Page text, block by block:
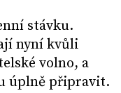
stávku.
nyní kvůli
volno, a
úplně připravit.